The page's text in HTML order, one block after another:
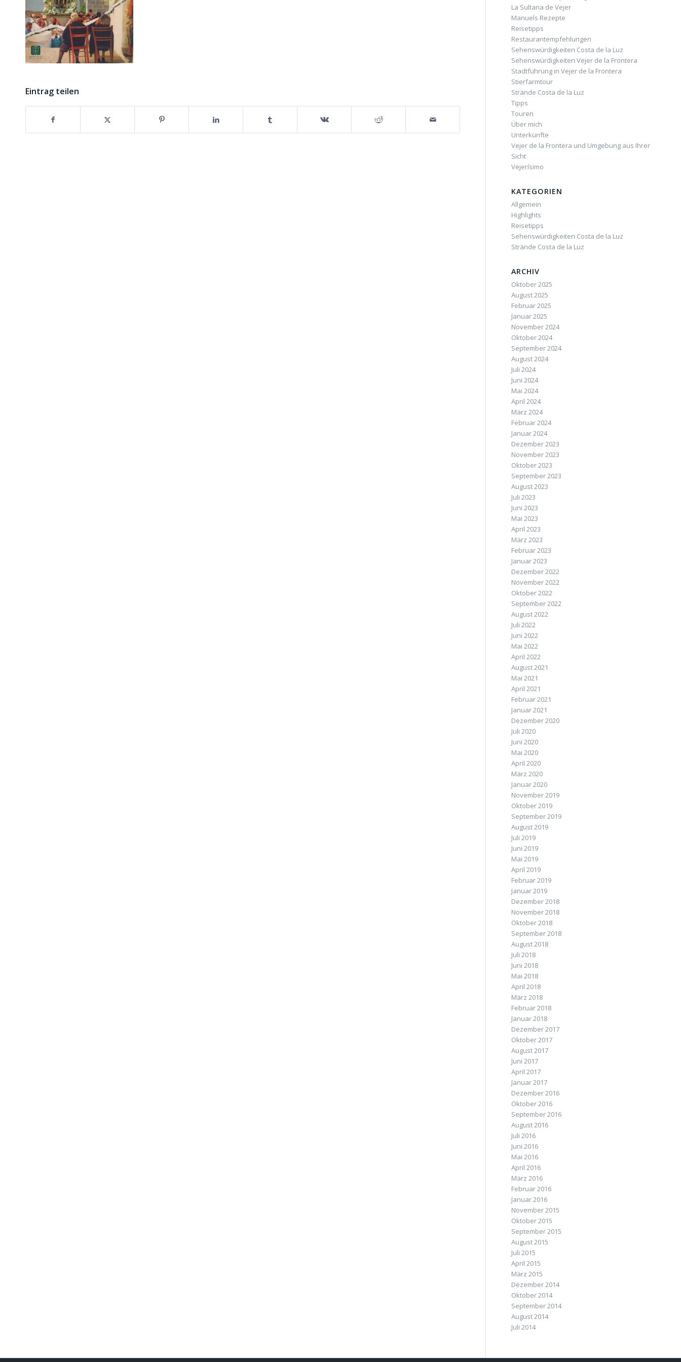
Eintrag teilen
La Sultana de Vejer
Manuels Rezepte
Reisetipps
Restaurantempfehlungen
Sehenswürdigkeiten Costa de la Luz
Sehenswürdigkeiten Vejer de la Frontera
Stadtführung in Vejer de la Frontera
Stierfarmtour
Strände Costa de la Luz
Tipps
Touren
Über mich
Unterkünfte
Vejer de la Frontera und Umgebung aus Ihrer
Sicht
Vejerísimo
KATEGORIEN
Allgemein
Highlights
Reisetipps
Sehenswürdigkeiten Costa de la Luz
Strände Costa de la Luz
ARCHIV
Oktober 2025
August 2025
Februar 2025
Januar 2025
November 2024
Oktober 2024
September 2024
August 2024
Juli 2024
Juni 2024
Mai 2024
April 2024
März 2024
Februar 2024
Januar 2024
Dezember 2023
November 2023
Oktober 2023
September 2023
August 2023
Juli 2023
Juni 2023
Mai 2023
April 2023
März 2023
Februar 2023
Januar 2023
Dezember 2022
November 2022
Oktober 2022
September 2022
August 2022
Juli 2022
Juni 2022
Mai 2022
April 2022
August 2021
Mai 2021
April 2021
Februar 2021
Januar 2021
Dezember 2020
Juli 2020
Juni 2020
Mai 2020
April 2020
März 2020
Januar 2020
November 2019
Oktober 2019
September 2019
August 2019
Juli 2019
Juni 2019
Mai 2019
April 2019
Februar 2019
Januar 2019
Dezember 2018
November 2018
Oktober 2018
September 2018
August 2018
Juli 2018
Juni 2018
Mai 2018
April 2018
März 2018
Februar 2018
Januar 2018
Dezember 2017
Oktober 2017
August 2017
Juni 2017
April 2017
Januar 2017
Dezember 2016
Oktober 2016
September 2016
August 2016
Juli 2016
Juni 2016
Mai 2016
April 2016
März 2016
Februar 2016
Januar 2016
November 2015
Oktober 2015
September 2015
August 2015
Juli 2015
April 2015
März 2015
Dezember 2014
Oktober 2014
September 2014
August 2014
Juli 2014